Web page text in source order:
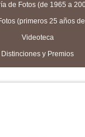
de Fotos (de 1965 a
(primeros 25 años
Videoteca
Distinciones y Premios